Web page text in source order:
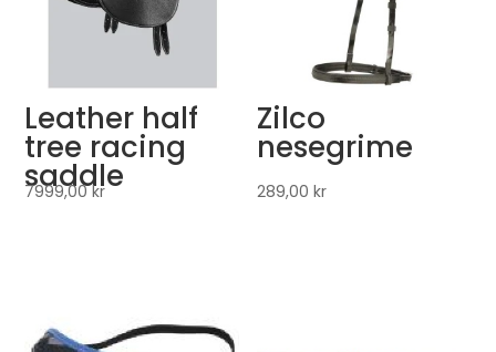
Leather half
tree racing
saddle
7999,00kr
Zilco
nesegrime
289,00kr